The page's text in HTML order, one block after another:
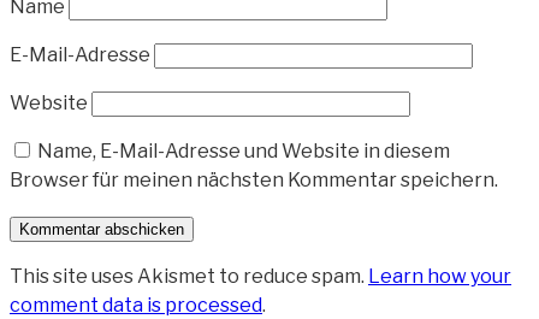
Name
E-Mail-Adresse
Website
Name, E-Mail-Adresse und Website in diesem
Browser für meinen nächsten Kommentar speichern.
This site uses Akismet to reduce spam. Learn how your
comment data is processed.